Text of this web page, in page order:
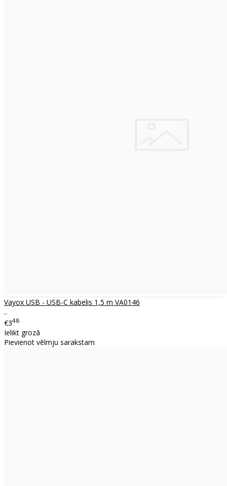
Vayox USB - USB-C kabelis 1,5 m VA0146
..
€348
Ielikt grozā
Pievienot vēlmju sarakstam